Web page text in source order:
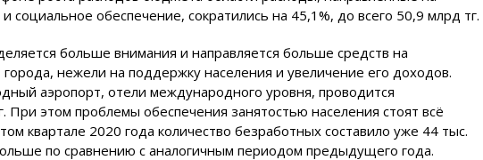
обеспечение, сократились на 45,1%, до всего 50,9 млрд тг.
больше внимания и направляется больше средств на
города, нежели на поддержку населения и увеличение его доходов.
аэропорт, отели международного уровня, проводится
При этом проблемы обеспечения занятостью населения стоят всё
квартале 2020 года количество безработных составило уже 44 тыс.
по сравнению с аналогичным периодом предыдущего года.